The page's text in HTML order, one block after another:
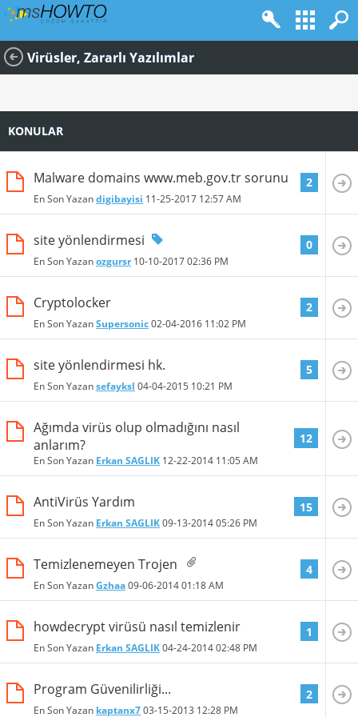
Virüsler, Zararlı Yazılımlar
KONULAR
Malware domains www.meb.gov.tr sorunu
En Son Yazandigibayisi 11-25-2017 12:57 AM
2
site yönlendirmesi
En Son Yazanozgursr10-10-201702:36 PM
0
Cryptolocker
En Son YazanSupersonic02-04-2016 11:02 PM
2
site yönlendirmesi hk.
En Son Yazansefayksl 04-04-2015 10:21 PM
5
Ağımda virüs olup olmadığını nasıl
anlarım?
En Son Yazan Erkan SAGLIK 12-22-2014 11:05 AM
12
AntiVirüs Yardım
En Son Yazan Erkan SAGLIK09-13-201405:26 PM
15
Temizlenemeyen Trojen
En Son YazanGzhaa09-06-201401:18 AM
4
howdecrypt virüsü nasıl temizlenir
En Son Yazan Erkan SAGLIK04-24-201402:48 PM
1
Program Güvenilirliği...
En Son Yazan kaptanx703-15-2013 12:28 PM
2